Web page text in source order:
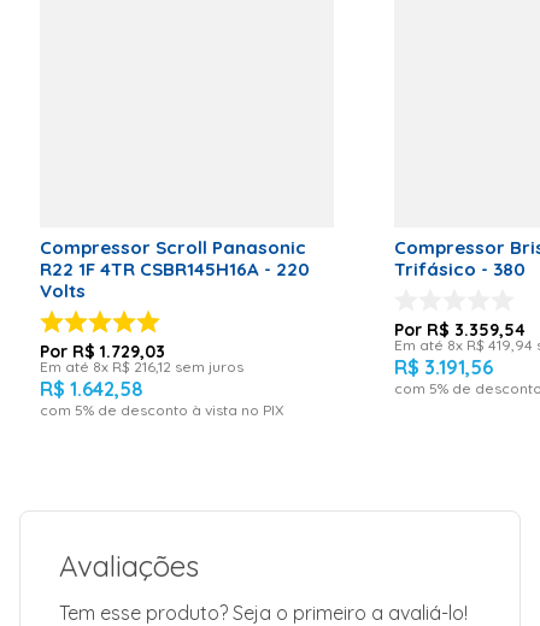
Compressor Scroll Panasonic
R22 1F 4TR CSBR145H16A - 220
Volts
R$ 1.729,03
Em até 8x R$ 21612 sem juros
R$ 1.642,58
com 5% de desconto à vista no PIX
Compressor
Trifásico - 380
R$ 3.359,54
Em até 8x R$ 419 94
R$ 3.191,56
com 5% de
Avaliações
Tem esse produto? Seja o primeiro a avaliá-lo!